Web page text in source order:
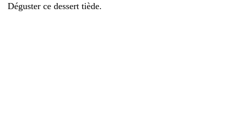
Déguster ce dessert tiède.